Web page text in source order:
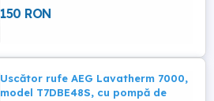
150 RON
Uscător rufe AEG Lavatherm 7000,
model T7DBE48S, cu pompă de